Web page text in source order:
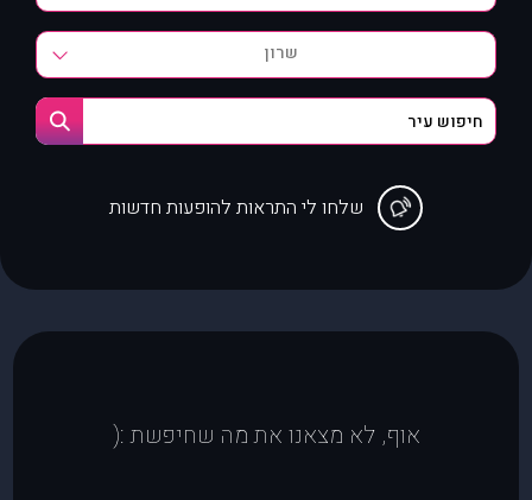
שרון
שלחו לי התראות להופעות חדשות
אוף, לא מצאנו את מה שחיפשת :(